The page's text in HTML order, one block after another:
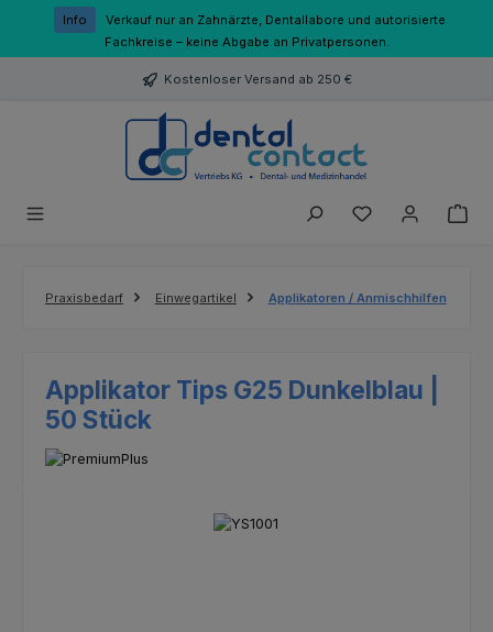
Zum Hauptinhalt springen
Info
Verkauf nur an Zahnärzte, Dentallabore und autorisierte
Fachkreise – keine Abgabe an Privatpersonen.
Kostenloser Versand ab 250 €
Du hast 0
Praxisbedarf Einwegartikel Applikatoren / Anmischhilfen
Applikator Tips G25 Dunkelblau |
50 Stück
Bildergalerie überspringen